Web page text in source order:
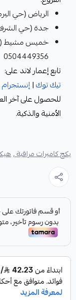
الرياض (حي اليرموك
جدة (حي الشرفية –
خميس مشيط
0504449356
تابع إعمار لاند على:
تيك توك|إنستجرام
للحصول على آخر
الأمنية والذكية.
بكج كاميرات مراقبة ,